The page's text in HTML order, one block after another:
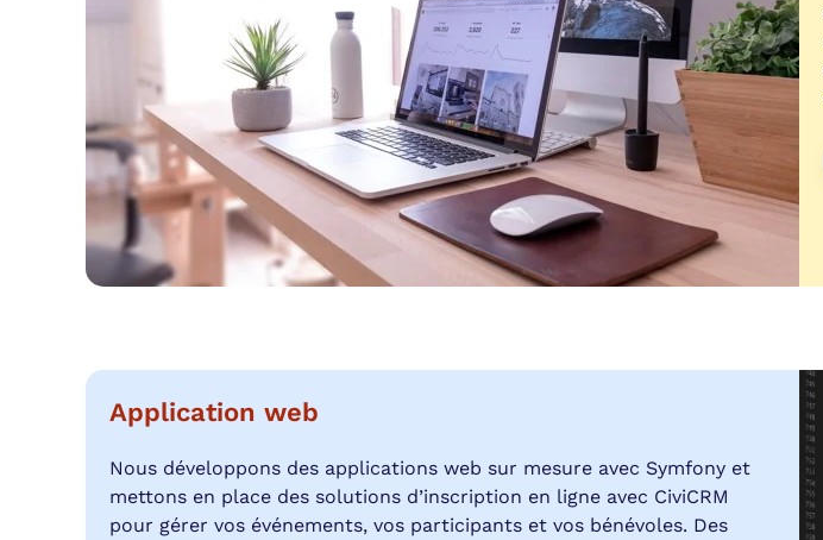
Application web
Nous développons des applications web sur mesure avec Symfony et
mettons en place des solutions d’inscription en ligne avec CiviCRM
pour gérer vos événements, vos participants et vos bénévoles. Des